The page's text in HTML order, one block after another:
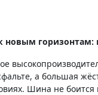
горизонтам:
а большая
Шина не боится